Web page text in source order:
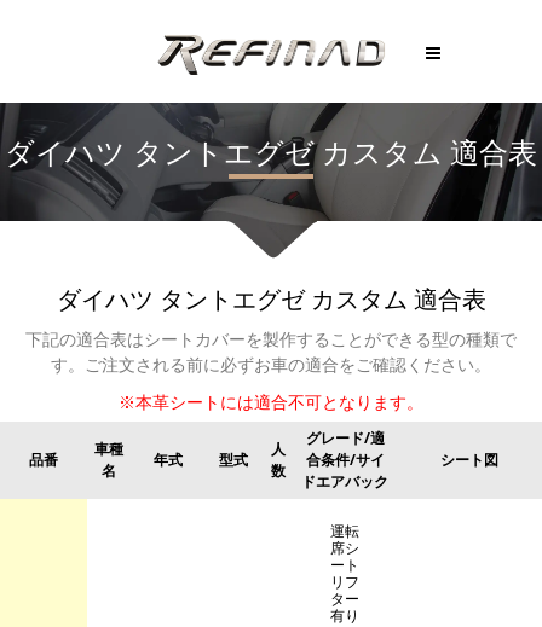
ダイハツ タントエグゼ カスタム 適合表
ダイハツ タントエグゼ カスタム 適合表
下記の適合表はシートカバーを製作することができる型の種類で
す。
ご注文される前に必ずお車の適合をご確認ください。
※本革シートには適合不可となります。
品番
車種
名
年式 型式
人
数
グレード/適
合条件/サイ
ドエアバック
シート図
運転
席シ
ート
リフ
ター
有り